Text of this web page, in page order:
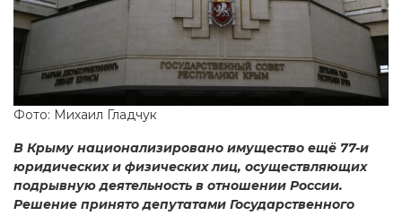
Фото: Михаил Гладчук
В Крыму национализировано имущество ещё 77-и
юридических и физических лиц, осуществляющих
подрывную деятельность в отношении России.
Решение принято депутатами Государственного